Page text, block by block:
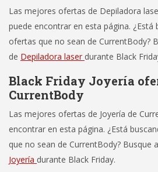
Las mejores ofertas de Depiladora
puede encontrar en esta página.
ofertas que no sean de CurrentBody?
de Depiladora laser durante Black
Black Friday Joyería
CurrentBody
Las mejores ofertas de Joyería de
encontrar en esta página. ¿Está
que no sean de CurrentBody? Busque
Joyería durante Black Friday.